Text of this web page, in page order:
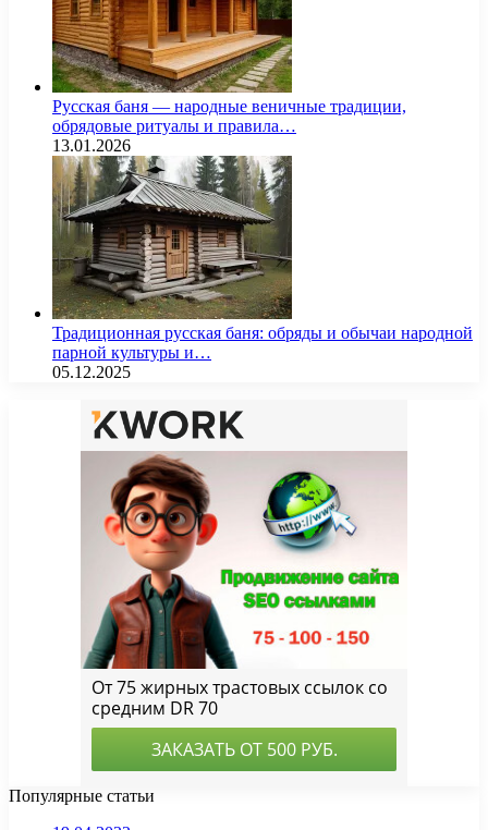
Русская баня — народные веничные традиции,
обрядовые ритуалы и правила…
13.01.2026
Традиционная русская баня: обряды и обычаи народной
парной культуры и…
05.12.2025
Популярные статьи